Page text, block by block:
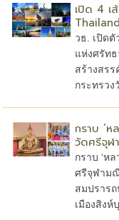
เปิด 4 เ
วธ. เปิดตั
แห่งศรัท
สร้างสร
กระทรวง
กราบ ‘
วัดศรีจุ
กราบ ‘ห
ศรีจุฬาม
สมปราร
เมืองสิงห์